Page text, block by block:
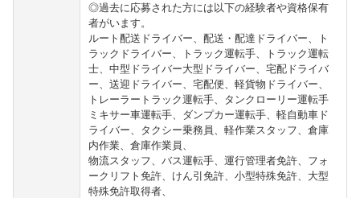
◎過去に応募された方には以下の経験者や資格保有
者がいます。
ルート配送ドライバー、配送・配達ドライバー、ト
ラックドライバー、トラック運転手、トラック運転
士、中型ドライバー大型ドライバー、宅配ドライバ
ー、送迎ドライバー、宅配便、軽貨物ドライバー、
トレーラートラック運転手、タンクローリー運転手
ミキサー車運転手、ダンプカー運転手、軽自動車ド
ライバー、タクシー乗務員、軽作業スタッフ、倉庫
内作業、倉庫作業員、
物流スタッフ、バス運転手、運行管理者免許、フォ
ークリフト免許、けん引免許、小型特殊免許、大型
特殊免許取得者、